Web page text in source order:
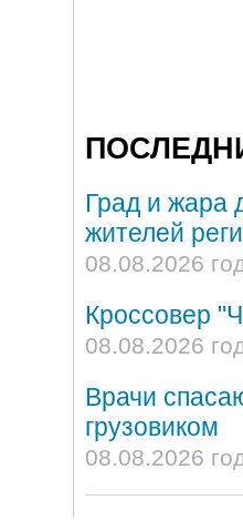
Град и жара
жителей
08.08.2026
Кроссовер
08.08.2026
Врачи
грузовиком
08.08.2026